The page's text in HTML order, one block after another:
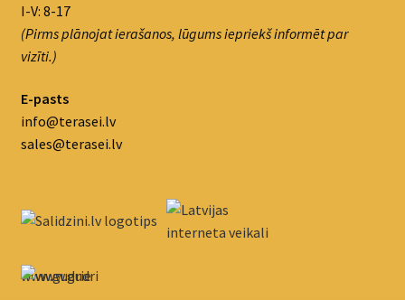
I-V: 8-17
(Pirms plānojat ierašanos, lūgums iepriekš informēt par
vizīti.)
E-pasts
info@terasei.lv
sales@terasei.lv
www.gudrie